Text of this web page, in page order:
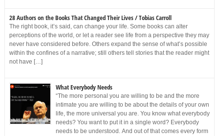
28 Authors on the Books That Changed Their Lives / Tobias Carroll
The right book, it’s said, can change your life. Some books can alter
perceptions of the world, or let a reader see life from a perspective they may
never have considered before. Others expand the sense of what’s possible
within the confines of a narrative; still others tell stories that the reader might
not have […]
What Everybody Needs
“The more personal you are willing to be and the more
intimate you are willing to be about the details of your own
life, the more universal you are. You know what everybody
needs? You want to put it in a single word? Everybody
needs to be understood. And out of that comes every form